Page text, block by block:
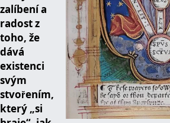
zalíbení a
radost z
toho, že
dává
existenci
svým
stvořením,
který „si